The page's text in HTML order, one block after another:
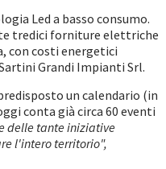
Led a basso consumo.
tredici forniture elettriche
con costi energetici
Grandi Impianti Srl.
un calendario (in
conta già circa 60 eventi
delle tante iniziative
l'intero territorio",